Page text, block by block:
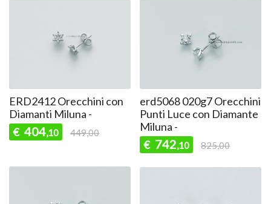
ERD2412 Orecchini con
Diamanti Miluna -
€ 404,10 449,00
erd5068 020g7 Orecchini
Punti Luce con Diamante
Miluna -
€ 742,10 825,00